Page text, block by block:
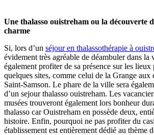
Une thalasso ouistreham ou la découverte
charme
Si, lors d’un séjour en thalassothérapie à
évidement très agréable de déambuler dans la
également profiter de sa présence sur les lieux
quelques sites, comme celui de la Grange aux
Saint-Samson. Le phare de la ville sera
d’un sejour thalasso ouistreham. Les
musées trouveront également lors bonheur
thalasso car Ouistreham en possède deux,
histoire. Enfin, pourquoi ne pas profiter du
établissement est entièrement dédié au thème